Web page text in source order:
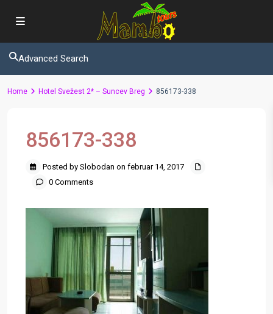
Advanced Search
Home Hotel Svežest 2* – Suncev Breg 856173-338
856173-338
Posted by Slobodan on februar 14, 2017
0 Comments